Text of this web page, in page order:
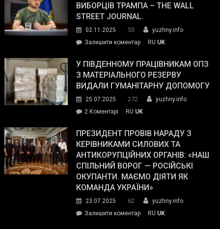
ВИБОРЦІВ ТРАМПА – THE WALL
STREET JOURNAL.
02.11.2025 53
yuzhny.info
Залишити коментарon
завойовує
симпатії
виборців
The
Street
Journal.
RU UK
У ПІВДЕННОМУ ПРАЦІВНИКАМ ОПЗ
З МАТЕРІАЛЬНОГО РЕЗЕРВУ
ВИДАЛИ ГУМАНІТАРНУ ДОПОМОГУ
25.07.2025 272
yuzhny.info
2 Коментарі
Південному
працівникам
ОПЗ
з
матеріального
резерву
гуманітарну
допомогу
RU UK
ПРЕЗИДЕНТ ПРОВІВ НАРАДУ З
КЕРІВНИКАМИ СИЛОВИХ ТА
АНТИКОРУПЦІЙНИХ ОРГАНІВ: «НАШ
СПІЛЬНИЙ ВОРОГ — РОСІЙСЬКІ
ОКУПАНТИ. МАЄМО ДІЯТИ ЯК
КОМАНДА УКРАЇНИ»
23.07.2025 62
yuzhny.info
Залишити коментарon
RU UK